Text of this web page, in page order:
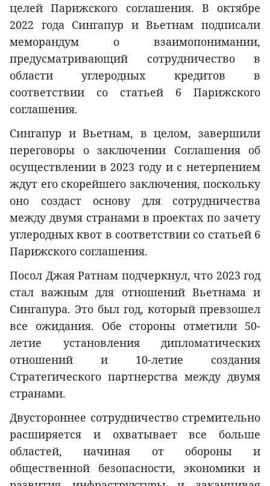
целей Парижского соглашения. В октябре
2022 года Сингапур и Вьетнам подписали
меморандум о взаимопонимании,
предусматривающий сотрудничество в
области углеродных кредитов в
соответствии со статьей 6 Парижского
соглашения.
Сингапур и Вьетнам, в целом, завершили
переговоры о заключении Соглашения об
осуществлении в 2023 году и с нетерпением
ждут его скорейшего заключения, поскольку
оно создаст основу для сотрудничества
между двумя странами в проектах по зачету
углеродных квот в соответствии со статьей 6
Парижского соглашения.
Посол Джая Ратнам подчеркнул, что 2023 год
стал важным для отношений Вьетнама и
Сингапура. Это был год, который превзошел
все ожидания. Обе стороны отметили 50-
летие установления дипломатических
отношений и 10-летие создания
Стратегического партнерства между двумя
странами.
Двустороннее сотрудничество стремительно
расширяется и охватывает все больше
областей, начиная от обороны и
общественной безопасности, экономики и